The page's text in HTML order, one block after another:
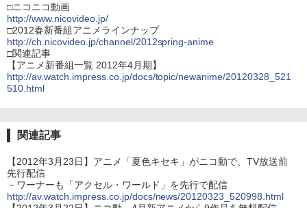
□ニコニコ動画
http://www.nicovideo.jp/
□2012春新番組アニメラインナップ
http://ch.nicovideo.jp/channel/2012spring-anime
□関連記事
【アニメ新番組一覧 2012年4月期】
http://av.watch.impress.co.jp/docs/topic/newanime/20120328_521
510.html
関連記事
【2012年3月23日】アニメ「夏色キセキ」がニコ動で、TV放送前
先行配信
－ワーナーも「アクセル・ワールド」を先行で配信
http://av.watch.impress.co.jp/docs/news/20120323_520998.html